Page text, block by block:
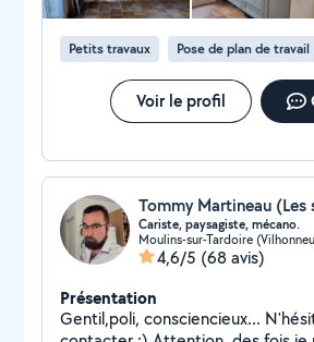
Petits travaux Pose de plan de travail
Voir le profil
Cariste, paysagiste, mécano.
Moulins-sur-Tardoire
4,6/5 (68 avis)
Présentation
Gentil,poli, consciencieux... N'hésitez pas à me